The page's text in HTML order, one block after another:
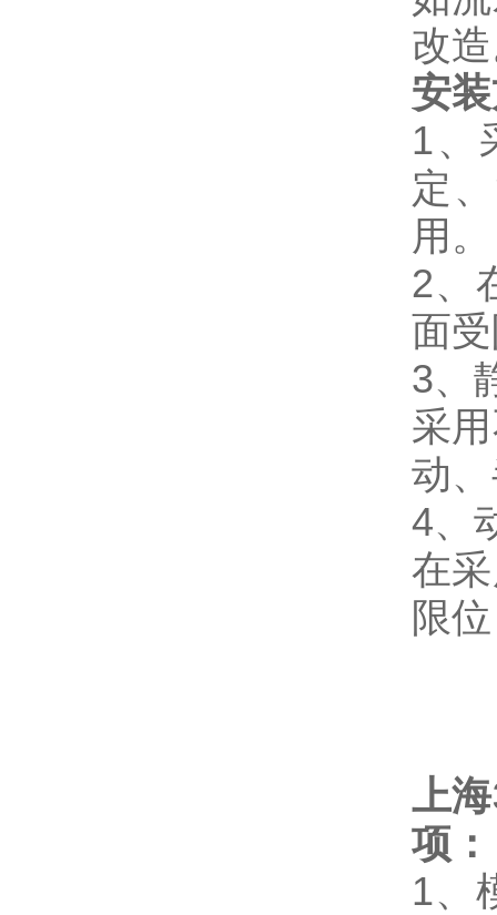
改
安
1、
定
用。
2、
面
3、
采
动
4、
在
限
上
项：
1、